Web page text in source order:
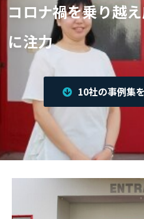
コロナ禍を乗り越
に注力
10社の事例集